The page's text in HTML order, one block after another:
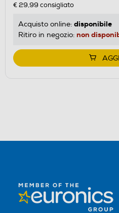
€ 29,99 consigliato
Acquisto online: disponibile
Ritiro in negozio: non